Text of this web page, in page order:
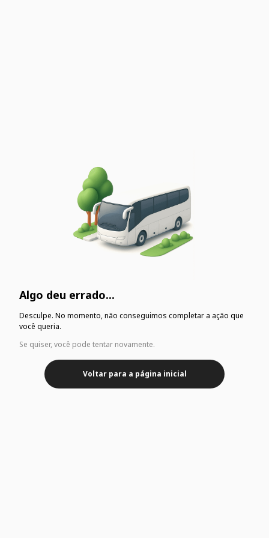
Algo deu errado...
Desculpe. No momento, não conseguimos completar a ação que
você queria.
Se quiser, você pode tentar novamente.
Voltar para a página inicial